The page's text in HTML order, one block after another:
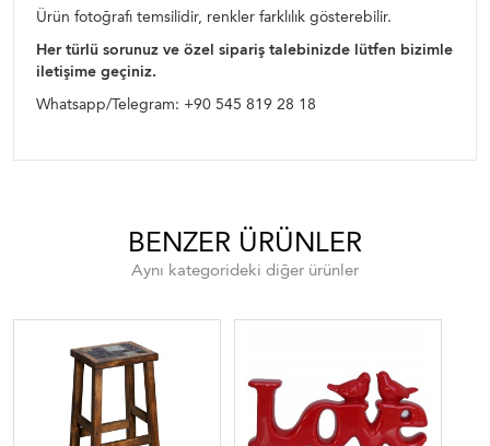
Ürün fotoğrafı temsilidir, renkler farklılık gösterebilir.
Her türlü sorunuz ve özel sipariş talebinizde lütfen bizimle
iletişime geçiniz.
Whatsapp/Telegram: +90 545 819 28 18
BENZER ÜRÜNLER
Aynı kategorideki diğer ürünler